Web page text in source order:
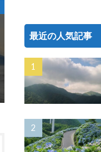
最近の人気記事